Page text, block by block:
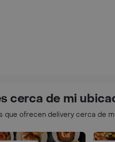
cerca de mi
que ofrecen delivery cerca de